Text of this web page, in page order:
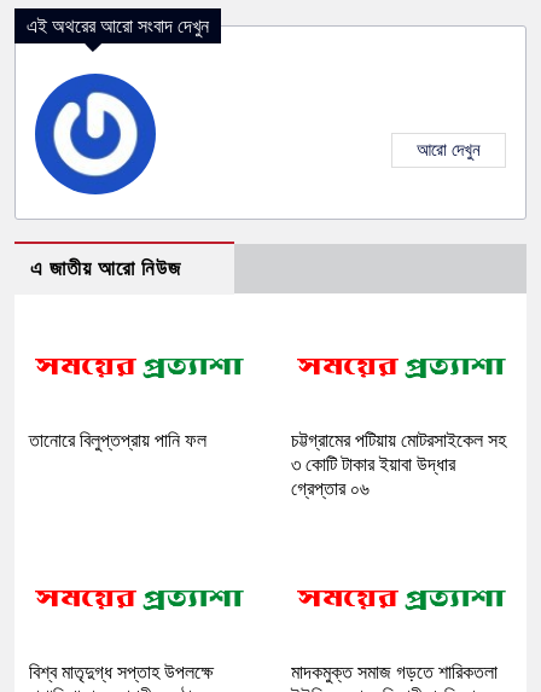
এই অথরের আরো সংবাদ দেখুন
আরো দেখুন
এ জাতীয় আরো নিউজ
তানোরে বিলুপ্তপ্রায় পানি ফল
চট্টগ্রামের পটিয়ায় মোটরসাইকেল সহ
৩ কোটি টাকার ইয়াবা উদ্ধার
গ্রেপ্তার ০৬
বিশ্ব মাতৃদুগ্ধ সপ্তাহ উপলক্ষে
মাদকমুক্ত সমাজ গড়তে শারিকতলা